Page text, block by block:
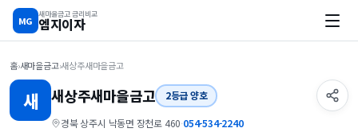
MG
새마을금고 금리비교
엠지이자
홈›새마을금고›새상주새마을금고
새 새상주새마을금고 2등급 양호
경북 상주시 낙동면 장천로 460·054-534-2240